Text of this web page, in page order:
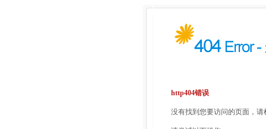
http404错误
没有找到您要访问的页面，